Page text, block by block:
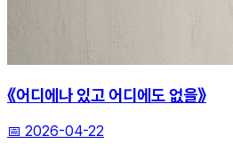
《어디에나 있고 어디에도 없을》
📅 2026-04-22